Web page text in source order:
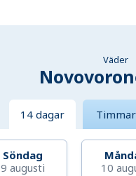
Väder
14 dagar Timmar
Söndag
9 augusti
10